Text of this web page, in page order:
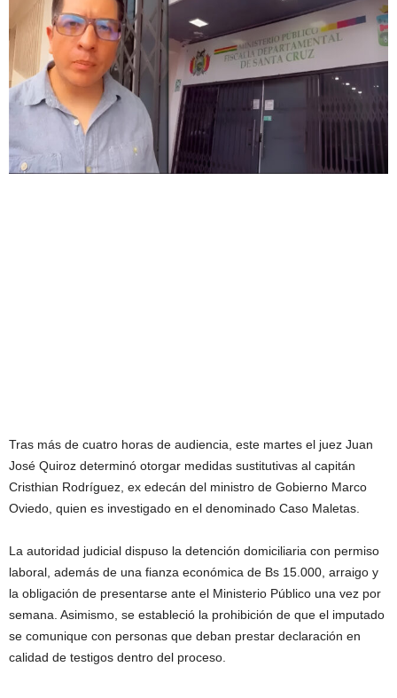
Tras más de cuatro horas de audiencia, este martes el juez Juan
José Quiroz determinó otorgar medidas sustitutivas al capitán
Cristhian Rodríguez, ex edecán del ministro de Gobierno Marco
Oviedo, quien es investigado en el denominado Caso Maletas.
La autoridad judicial dispuso la detención domiciliaria con permiso
laboral, además de una fianza económica de Bs 15.000, arraigo y
la obligación de presentarse ante el Ministerio Público una vez por
semana. Asimismo, se estableció la prohibición de que el imputado
se comunique con personas que deban prestar declaración en
calidad de testigos dentro del proceso.